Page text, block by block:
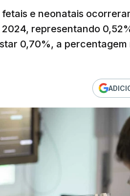
e neonatais
representando
0,70%, a